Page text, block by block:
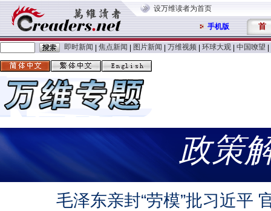
设万维读者为首页
手机版 首
即时新闻 焦点新闻 图片新闻 万维视频 环球大观 中国嘹望
政策
毛泽东亲封“劳模”批习近平